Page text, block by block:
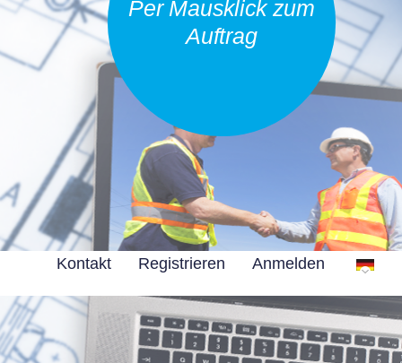
Per Mausklick zum
Auftrag
Kontakt Registrieren Anmelden